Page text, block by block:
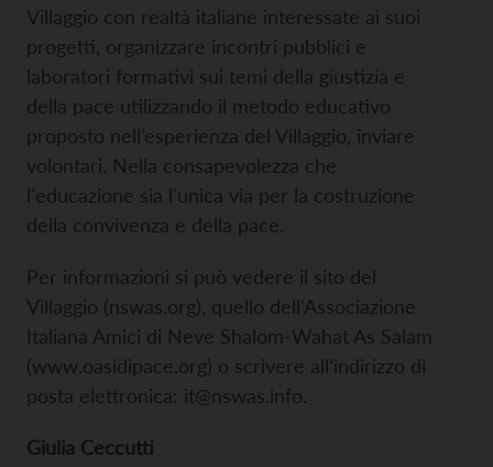
Villaggio con realtà italiane interessate ai suoi
progetti, organizzare incontri pubblici e
laboratori formativi sui temi della giustizia e
della pace utilizzando il metodo educativo
proposto nell’esperienza del Villaggio, inviare
volontari. Nella consapevolezza che
l'educazione sia l'unica via per la costruzione
della convivenza e della pace.
Per informazioni si può vedere il sito del
Villaggio (nswas.org), quello dell’Associazione
Italiana Amici di Neve Shalom-Wahat As Salam
(www.oasidipace.org) o scrivere all’indirizzo di
posta elettronica: it@nswas.info.
Giulia Ceccutti